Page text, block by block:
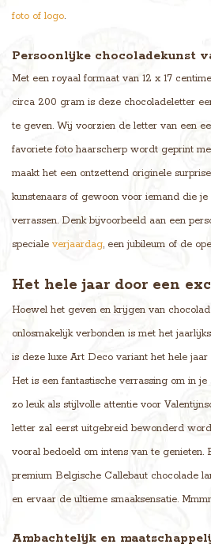
foto of logo.
Persoonlijke chocoladekunst
Met een royaal formaat van 12 x 17
circa 200 gram is deze chocoladeletter
te geven. Wij voorzien de letter van een
favoriete foto haarscherp wordt geprint
maakt het een ontzettend originele
kunstenaars of gewoon voor iemand die
verrassen. Denk bijvoorbeeld aan een
speciale verjaardag, een jubileum of de
Het hele jaar door een
Hoewel het geven en krijgen van
onlosmakelijk verbonden is met het
is deze luxe Art Deco variant het hele jaar
Het is een fantastische verrassing om in
zo leuk als stijlvolle attentie voor
letter zal eerst uitgebreid bewonderd
vooral bedoeld om intens van te genieten.
premium Belgische Callebaut chocolade
en ervaar de ultieme smaaksensatie.
Ambachtelijk en